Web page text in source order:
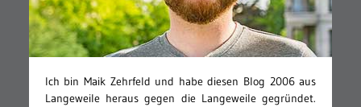
Ich bin Maik Zehrfeld und habe diesen Blog 2006 aus
Langeweile heraus gegen die Langeweile gegründet.